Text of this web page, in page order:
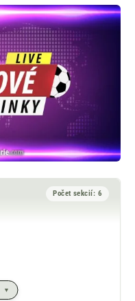
Počet sekcií: 6